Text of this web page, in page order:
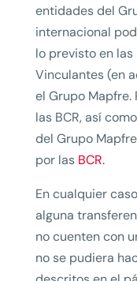
entidades del
internacional
lo previsto en
Vinculantes (en
el Grupo
las BCR, así
del Grupo
por las BCR.
En cualquier
alguna
no cuenten con
no se pudiera